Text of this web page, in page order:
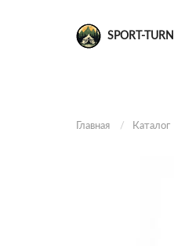
SPORT-TURN
Главная Каталог